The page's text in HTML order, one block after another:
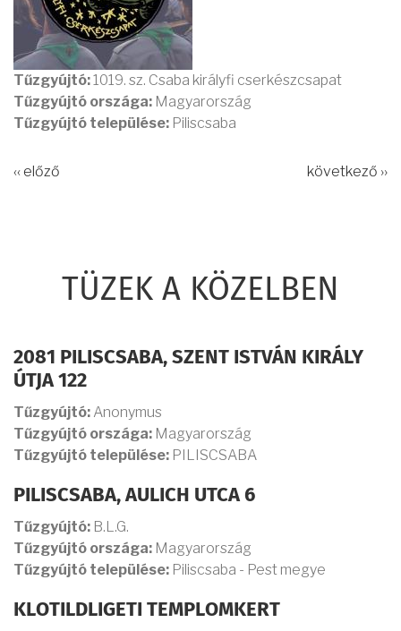
Tűzgyújtó:1019. sz. Csaba királyfi cserkészcsapat
Tűzgyújtó országa: Magyarország
Tűzgyújtó települése: Piliscsaba
‹‹ előző következő ››
TÜZEK A KÖZELBEN
2081 PILISCSABA, SZENT ISTVÁN KIRÁLY
ÚTJA 122
Tűzgyújtó: Anonymus
Tűzgyújtó országa: Magyarország
Tűzgyújtó települése: PILISCSABA
PILISCSABA, AULICH UTCA 6
Tűzgyújtó: B.L.G.
Tűzgyújtó országa: Magyarország
Tűzgyújtó települése: Piliscsaba - Pest megye
KLOTILDLIGETI TEMPLOMKERT